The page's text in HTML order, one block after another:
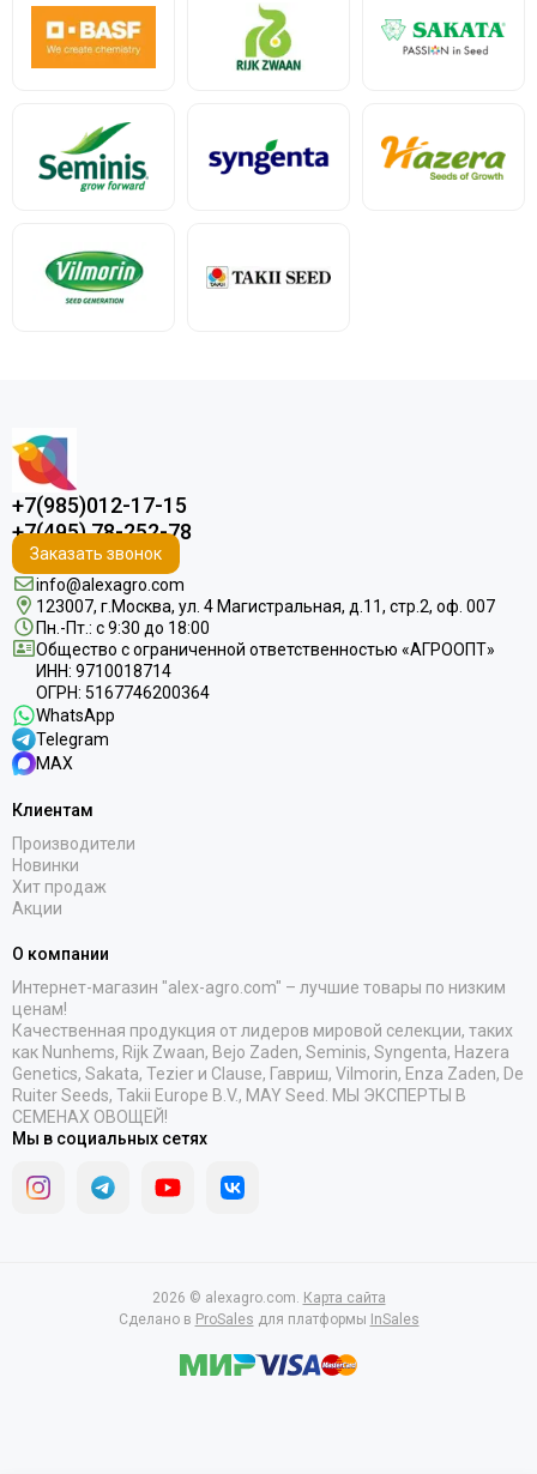
+7(985)012-17-15
+7(495) 78-252-78
Заказать звонок
info@alexagro.com
123007, г.Москва, ул. 4 Магистральная, д.11, стр.2, оф. 007
Пн.-Пт.: с 9:30 до 18:00
Общество с ограниченной ответственностью «АГРООПТ»
ИНН: 9710018714
ОГРН: 5167746200364
WhatsApp
Telegram
MAX
Клиентам
Производители
Новинки
Хит продаж
Акции
О компании
Интернет-магазин "alex-agro.com" – лучшие товары по низким
ценам!
Качественная продукция от лидеров мировой селекции, таких
как Nunhems, Rijk Zwaan, Bejo Zaden, Seminis, Syngenta, Hazera
Genetics, Sakata, Tezier и Clause, Гавриш, Vilmorin, Enza Zaden, De
Ruiter Seeds, Takii Europe B.V., MAY Seed. МЫ ЭКСПЕРТЫ В
СЕМЕНАХ ОВОЩЕЙ!
Мы в социальных сетях
2026 © alexagro.com. Карта сайта
Сделано в ProSales для платформы InSales